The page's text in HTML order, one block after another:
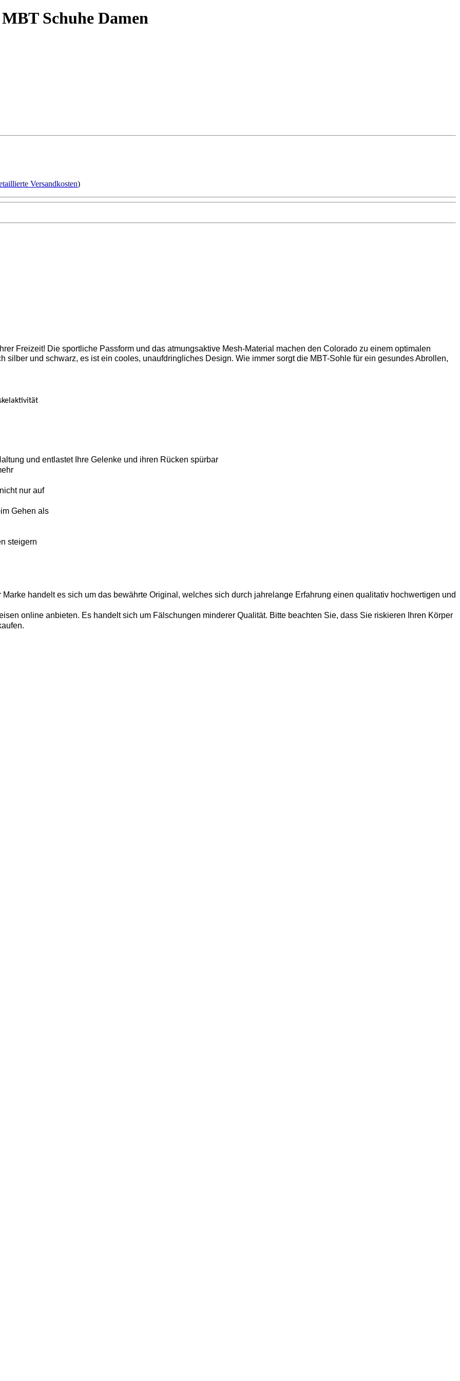
Schuhe Damen
Versandkosten)
Freizeit! Die sportliche Passform und das atmungsaktive Mesh-Material machen den Colorado zu einem optimalen
silber und schwarz, es ist ein cooles, unaufdringliches Design. Wie immer sorgt die MBT-Sohle für ein gesundes Abrollen,
und entlastet Ihre Gelenke und ihren Rücken spürbar
nur auf
Gehen als
steigern
handelt es sich um das bewährte Original, welches sich durch jahrelange Erfahrung einen qualitativ hochwertigen und
online anbieten. Es handelt sich um Fälschungen minderer Qualität. Bitte beachten Sie, dass Sie riskieren Ihren Körper